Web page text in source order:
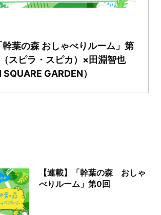
幹葉の森 おしゃべりルーム」第
スピラ・スピカ）×田淵智也
SQUARE GARDEN）
【連載】「幹葉の森 おしゃ
べりルーム」第0回